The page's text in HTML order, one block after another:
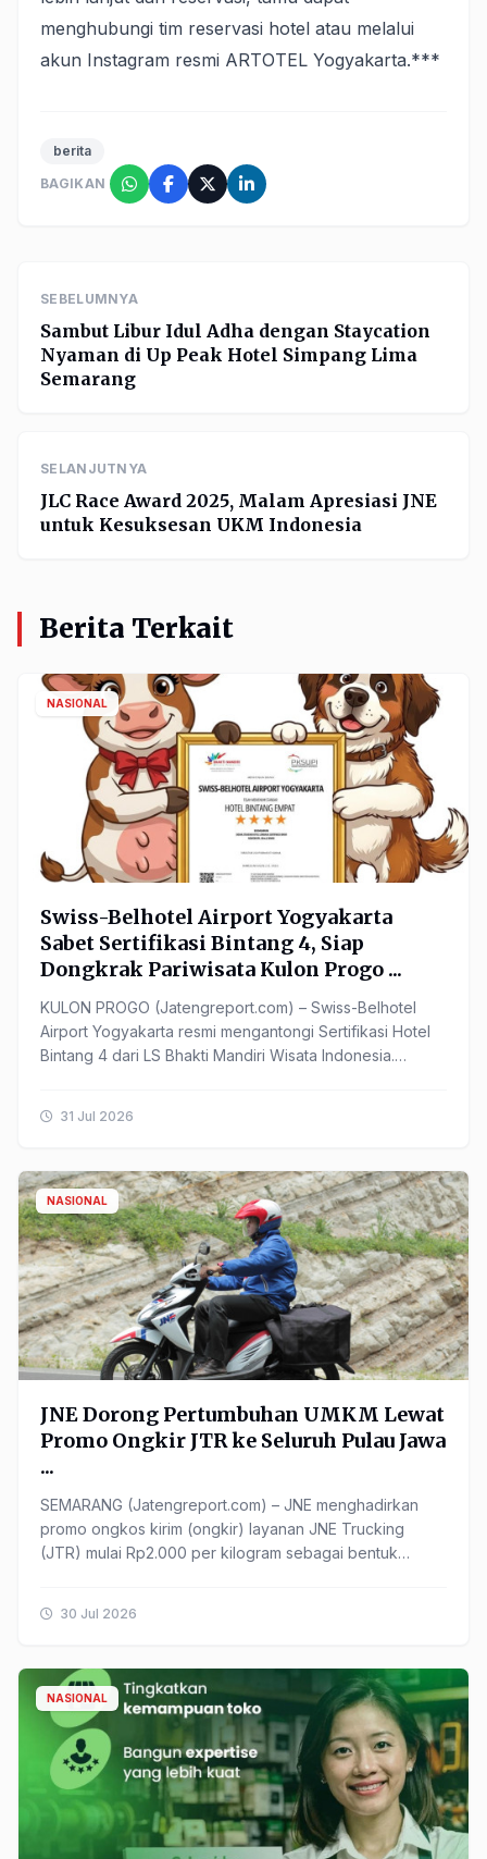
menghubungi tim reservasi hotel atau melalui
akun Instagram resmi ARTOTEL Yogyakarta.***
berita
BAGIKAN
SEBELUMNYA
Sambut Libur Idul Adha dengan Staycation
Nyaman di Up Peak Hotel Simpang Lima
Semarang
SELANJUTNYA
JLC Race Award 2025, Malam Apresiasi JNE
untuk Kesuksesan UKM Indonesia
Berita Terkait
NASIONAL
Swiss-Belhotel Airport Yogyakarta
Sabet Sertifikasi Bintang 4, Siap
Dongkrak Pariwisata Kulon Progo ...
KULON PROGO (Jatengreport.com) – Swiss-Belhotel
Airport Yogyakarta resmi mengantongi Sertifikasi Hotel
Bintang 4 dari LS Bhakti Mandiri Wisata Indonesia.
31 Jul 2026
NASIONAL
JNE Dorong Pertumbuhan UMKM Lewat
Promo Ongkir JTR ke Seluruh Pulau Jawa
...
SEMARANG (Jatengreport.com) – JNE menghadirkan
promo ongkos kirim (ongkir) layanan JNE Trucking
(JTR) mulai Rp2.000 per kilogram sebagai bentuk
30 Jul 2026
NASIONAL